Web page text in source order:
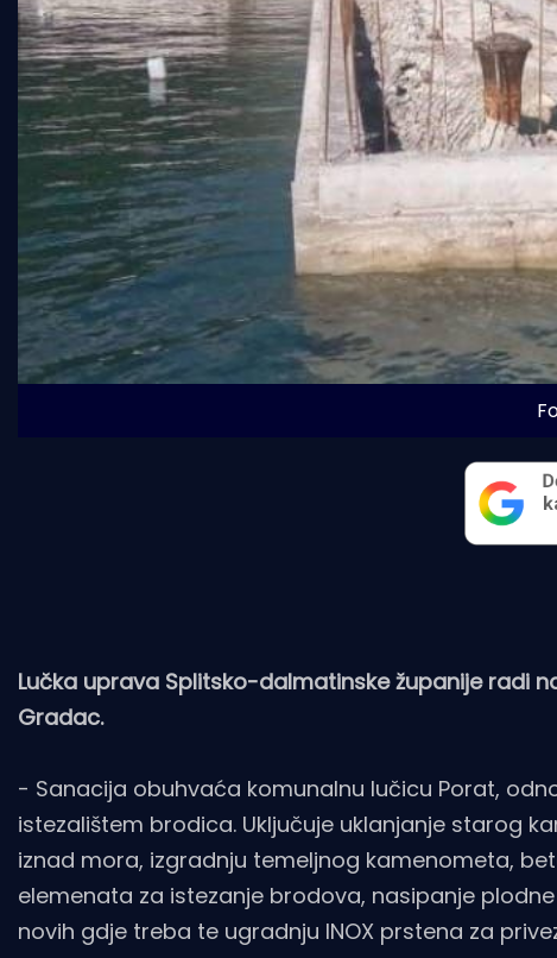
Lučka uprava Splitsko-dalmatinske županije radi
Gradac.
- Sanacija obuhvaća komunalnu lučicu Porat,
istezalištem brodica. Uključuje uklanjanje starog
iznad mora, izgradnju temeljnog kamenometa,
elemenata za istezanje brodova, nasipanje
novih gdje treba te ugradnju INOX prstena za